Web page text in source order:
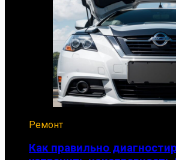
Ремонт
Как правильно